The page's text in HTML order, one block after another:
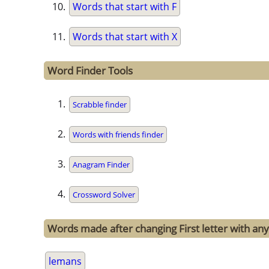
Words that start with F
Words that start with X
Word Finder Tools
Scrabble finder
Words with friends finder
Anagram Finder
Crossword Solver
Words made after changing First letter with
lemans